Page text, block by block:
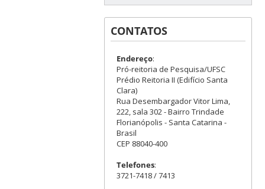
CONTATOS
Endereço:
Pró-reitoria de Pesquisa/UFSC
Prédio Reitoria II (Edifício Santa
Clara)
Rua Desembargador Vitor Lima,
222, sala 302 - Bairro Trindade
Florianópolis - Santa Catarina -
Brasil
CEP 88040-400
Telefones:
3721-7418 / 7413